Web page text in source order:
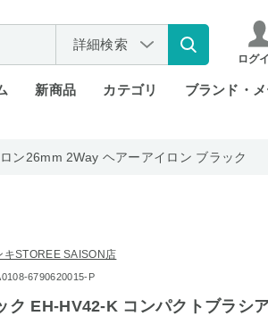
詳細検索
ログ
新商品 カテゴリ ブランド・
ン26mm 2Way ヘアーアイロン ブラック
キSTOREE SAISON店
6790620015-P
ク EH-HV42-K コンパクトブラシ